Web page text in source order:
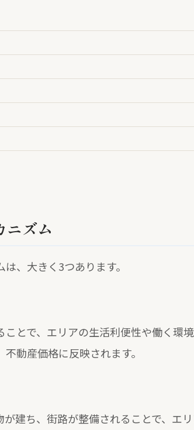
ニズム
、大きく3つあります。
とで、エリアの生活利便性や働く環
動産価格に反映されます。
建ち、街路が整備されることで、エ